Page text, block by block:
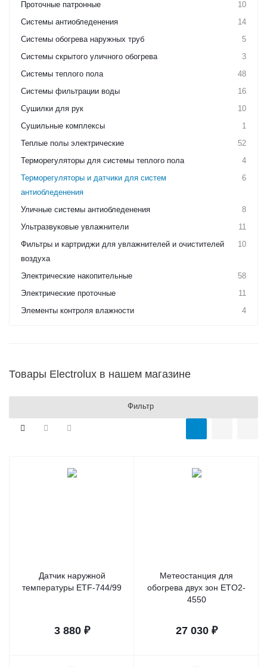
Проточные патронные
10
Системы антиобледенения
14
Системы обогрева наружных труб
5
Системы скрытого уличного обогрева
3
Системы теплого пола
48
Системы фильтрации воды
16
Сушилки для рук
10
Сушильные комплексы
1
Теплые полы электрические
52
Терморегуляторы для системы теплого пола
4
Терморегуляторы и датчики для систем
антиобледенения
6
Уличные системы антиобледенения
8
Ультразвуковые увлажнители
11
Фильтры и картриджи для увлажнителей и очистителей
воздуха
10
Электрические накопительные
58
Электрические проточные
11
Элементы контроля влажности
4
Товары Electrolux в нашем магазине
Фильтр
Датчик наружной
температуры ETF-744/99
3 880₽
Метеостанция для
обогрева двух зон ETO2-
4550
27 030₽